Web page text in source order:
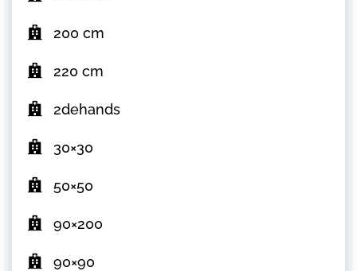
200 cm
220 cm
2dehands
30×30
50×50
90×200
90×90